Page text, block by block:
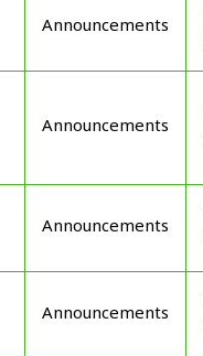
Announcements
Announcements
Announcements
Announcements